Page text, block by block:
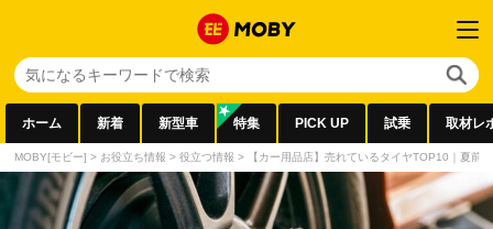
ホーム 新着 新型車 特集 PICK UP 試乗 取材レ
MOBY[モビー] > お役立ち情報 > 役立つ情報 > 【カー用品店】売れているタイヤTOP10｜夏前